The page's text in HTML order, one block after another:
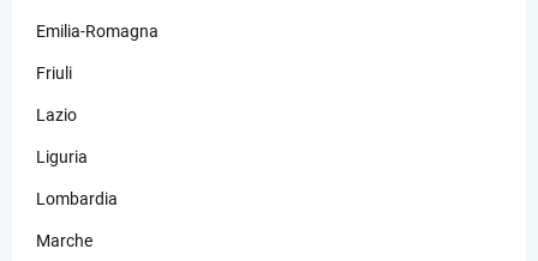
Emilia-Romagna
Friuli
Lazio
Liguria
Lombardia
Marche